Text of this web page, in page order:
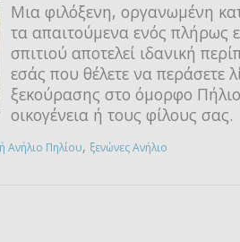
Μια φιλόξενη, οργανωμένη
τα απαιτούμενα ενός πλήρως
σπιτιού αποτελεί ιδανική
εσάς που θέλετε να περάσετε
ξεκούρασης στο όμορφο
οικογένεια ή τους φίλους σας.
Ανήλιο Πηλίου, ξενώνες Ανήλιο